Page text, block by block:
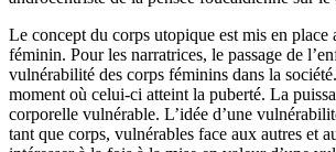
Le concept du corps utopique est mis en place
féminin. Pour les narratrices, le passage de
vulnérabilité des corps féminins dans la
moment où celui-ci atteint la puberté. La
corporelle vulnérable. L’idée d’une
tant que corps, vulnérables face aux autres et